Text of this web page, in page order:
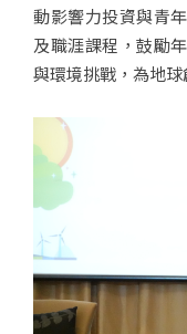
動影響力投資與青
及職涯課程，鼓勵
與環境挑戰，為地球